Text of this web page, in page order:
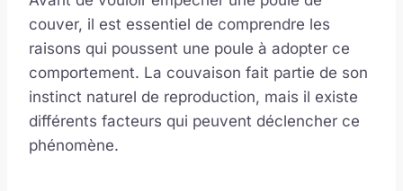
couver, il est essentiel de comprendre les
raisons qui poussent une poule à adopter ce
comportement. La couvaison fait partie de son
instinct naturel de reproduction, mais il existe
différents facteurs qui peuvent déclencher ce
phénomène.